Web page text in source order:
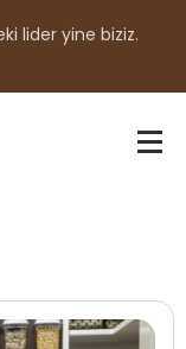
lider yine biziz.